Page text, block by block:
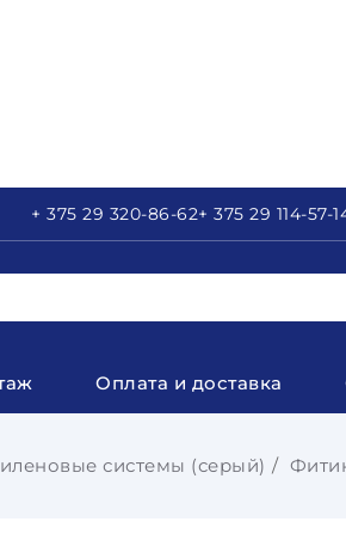
+ 375 29 320-86-62+ 375 29 114-57-
Оплата и доставка
системы (серый)